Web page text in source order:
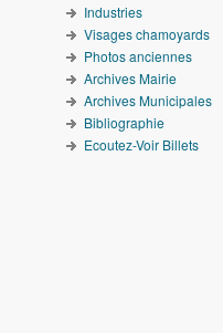
Industries
Visages chamoyards
Photos anciennes
Archives Mairie
Archives Municipales
Bibliographie
Ecoutez-Voir Billets